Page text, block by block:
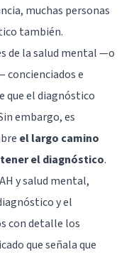
muchas personas
también.
de la salud mental —o
concienciados e
que el diagnóstico
embargo, es
el largo camino
el diagnóstico.
y salud mental,
y el
con detalle los
que señala que